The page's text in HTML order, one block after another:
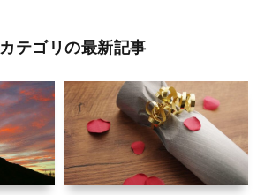
カテゴリの最新記事